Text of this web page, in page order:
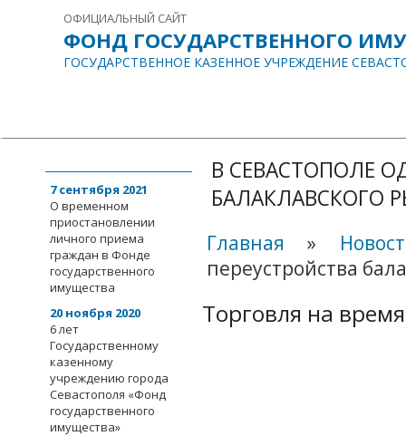
ОФИЦИАЛЬНЫЙ САЙТ
ФОНД ГОСУДАРСТВЕННОГО
ГОСУДАРСТВЕННОЕ КАЗЕННОЕ УЧРЕЖДЕНИЕ
7 сентября 2021
О временном
приостановлении
личного приема
граждан в Фонде
государственного
имущества
20 ноября 2020
6 лет
Государственному
казенному
учреждению города
Севастополя «Фонд
государственного
имущества»
В СЕВАСТОПОЛЕ
БАЛАКЛАВСКОГО
Главная »
переустройства
Торговля на